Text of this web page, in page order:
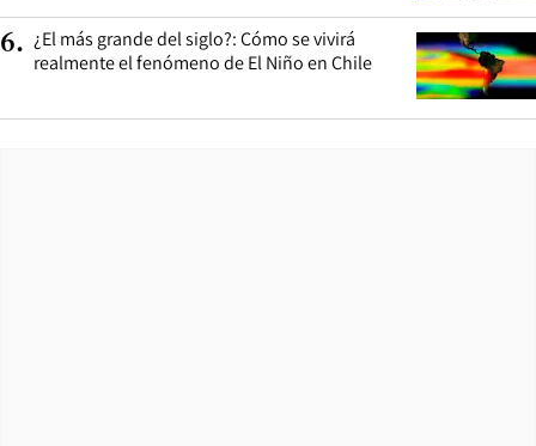
6. ¿El más grande del siglo?: Cómo se vivirá
realmente el fenómeno de El Niño en Chile